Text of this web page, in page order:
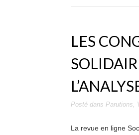
LES
Posté dans Parutions,
La revue en ligne